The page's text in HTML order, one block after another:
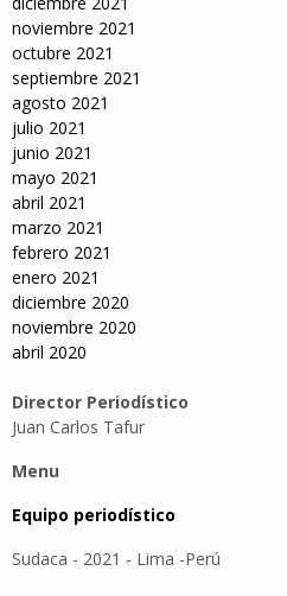
noviembre 2021
octubre 2021
septiembre 2021
agosto 2021
julio 2021
junio 2021
mayo 2021
abril 2021
marzo 2021
febrero 2021
enero 2021
diciembre 2020
noviembre 2020
abril 2020
Director Periodístico
Juan Carlos Tafur
Menu
Equipo periodístico
Sudaca - 2021 - Lima -Perú